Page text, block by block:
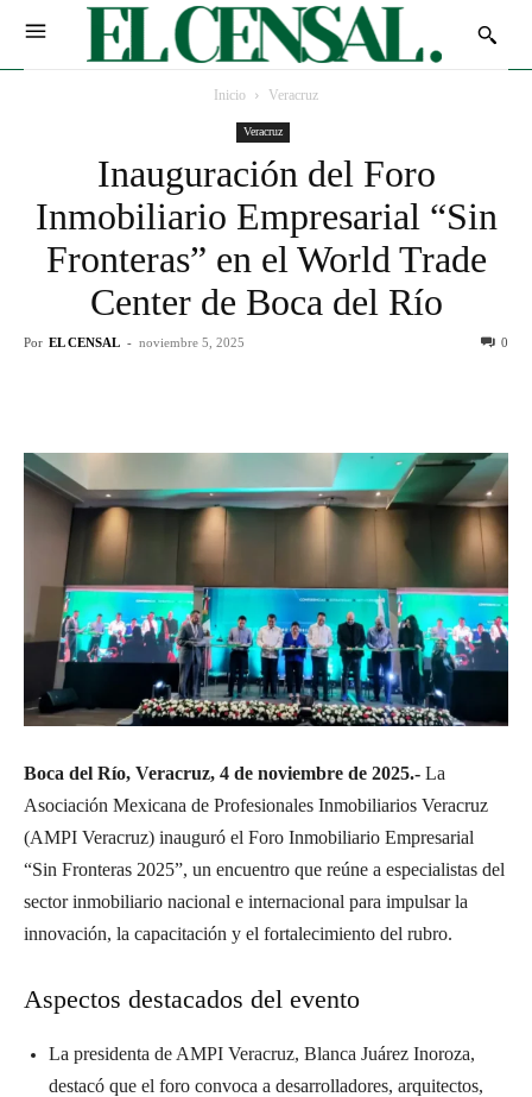
Inicio Veracruz
Veracruz
Inauguración del Foro
Inmobiliario Empresarial “Sin
Fronteras” en el World Trade
Center de Boca del Río
Por EL CENSAL - noviembre 5, 2025 0
Boca del Río, Veracruz, 4 de noviembre de 2025.- La
Asociación Mexicana de Profesionales Inmobiliarios Veracruz
(AMPI Veracruz) inauguró el Foro Inmobiliario Empresarial
“Sin Fronteras 2025”, un encuentro que reúne a especialistas del
sector inmobiliario nacional e internacional para impulsar la
innovación, la capacitación y el fortalecimiento del rubro.
Aspectos destacados del evento
La presidenta de AMPI Veracruz, Blanca Juárez Inoroza,
destacó que el foro convoca a desarrolladores, arquitectos,